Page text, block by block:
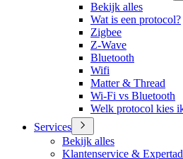
Bekijk alles
Wat is een protocol?
Zigbee
Z-Wave
Bluetooth
Wifi
Matter & Thread
Wi-Fi vs Bluetooth
Welk protocol kies
Services
Bekijk alles
Klantenservice &